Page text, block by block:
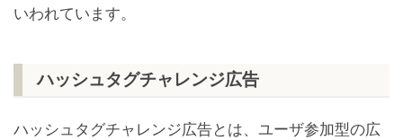
いわれています。
ハッシュタグチャレンジ広告
ハッシュタグチャレンジ広告とは、ユーザ参加型の広